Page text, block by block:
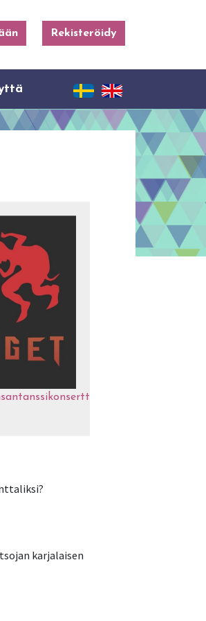
Rekisteröidy
karjalaisen